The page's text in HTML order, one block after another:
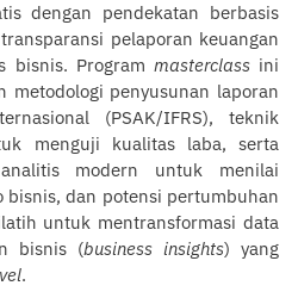
dengan pendekatan berbasis
pelaporan keuangan
bisnis. Program masterclassini
metodologi penyusunan laporan
(PSAK/IFRS), teknik
menguji kualitas laba, serta
modern untuk menilai
bisnis, dan potensi pertumbuhan
untuk mentransformasi data
bisnis (business insights) yang
.